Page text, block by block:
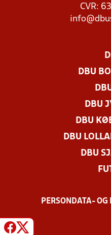
CVR:
DBU
DBU
DBU
DBU
DBU
PERSONDATA-